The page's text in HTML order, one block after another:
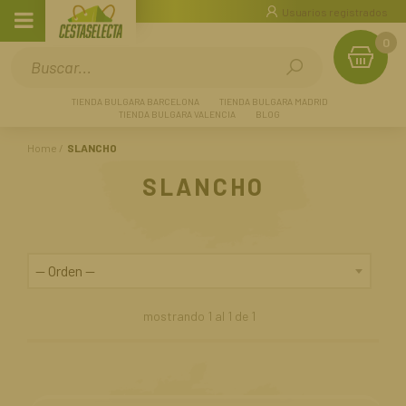
0
Usuarios registrados
TIENDA BULGARA BARCELONA
TIENDA BULGARA MADRID
TIENDA BULGARA VALENCIA
BLOG
Home SLANCHO
SLANCHO
mostrando 1 al 1 de 1